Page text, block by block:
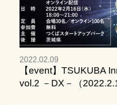
2022.02.09
【event】TSUKUBA
vol.2 －DX－（